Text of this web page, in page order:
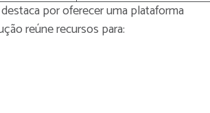
por oferecer uma plataforma
reúne recursos para: